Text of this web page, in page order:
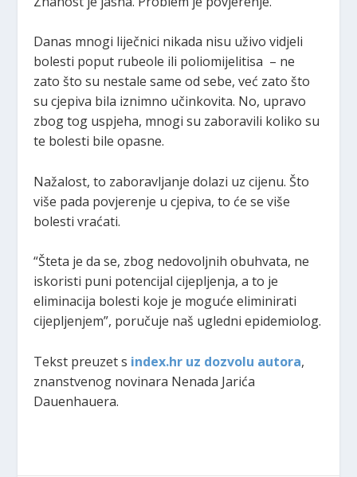
Danas mnogi liječnici nikada nisu uživo vidjeli
bolesti poput rubeole ili poliomijelitisa – ne
zato što su nestale same od sebe, već zato što
su cjepiva bila iznimno učinkovita. No, upravo
zbog tog uspjeha, mnogi su zaboravili koliko su
te bolesti bile opasne.
Nažalost, to zaboravljanje dolazi uz cijenu. Što
više pada povjerenje u cjepiva, to će se više
bolesti vraćati.
“Šteta je da se, zbog nedovoljnih obuhvata, ne
iskoristi puni potencijal cijepljenja, a to je
eliminacija bolesti koje je moguće eliminirati
cijepljenjem”, poručuje naš ugledni epidemiolog.
Tekst preuzet s index.hr uz dozvolu autora,
znanstvenog novinara Nenada Jarića
Dauenhauera.